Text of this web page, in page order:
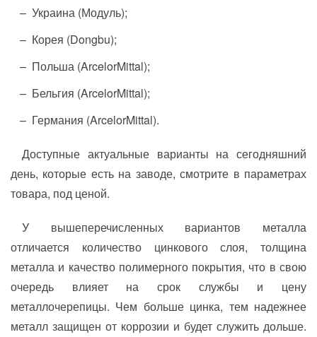
Украина (Модуль);
Корея (Dongbu);
Польша (ArcelorMittal);
Бельгия (ArcelorMittal);
Германия (ArcelorMittal).
Доступные актуальные варианты на сегодняшний
день, которые есть на заводе, смотрите в параметрах
товара, под ценой.
У вышеперечисленных вариантов металла
отличается количество цинкового слоя, толщина
металла и качество полимерного покрытия, что в свою
очередь влияет на срок службы и цену
металлочерепицы. Чем больше цинка, тем надежнее
металл защищен от коррозии и будет служить дольше.